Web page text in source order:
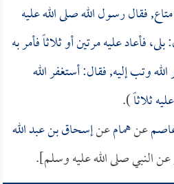
فقال رسول الله صلى الله عليه
فأعاد عليه مرتين أو ثلاثاً فأمر به
وتب إليه, فقال: أستغفر الله
ثلاثاً).
عنهمامعنإسحاق بن عبد الله
النبي صلى الله عليه وسلم].